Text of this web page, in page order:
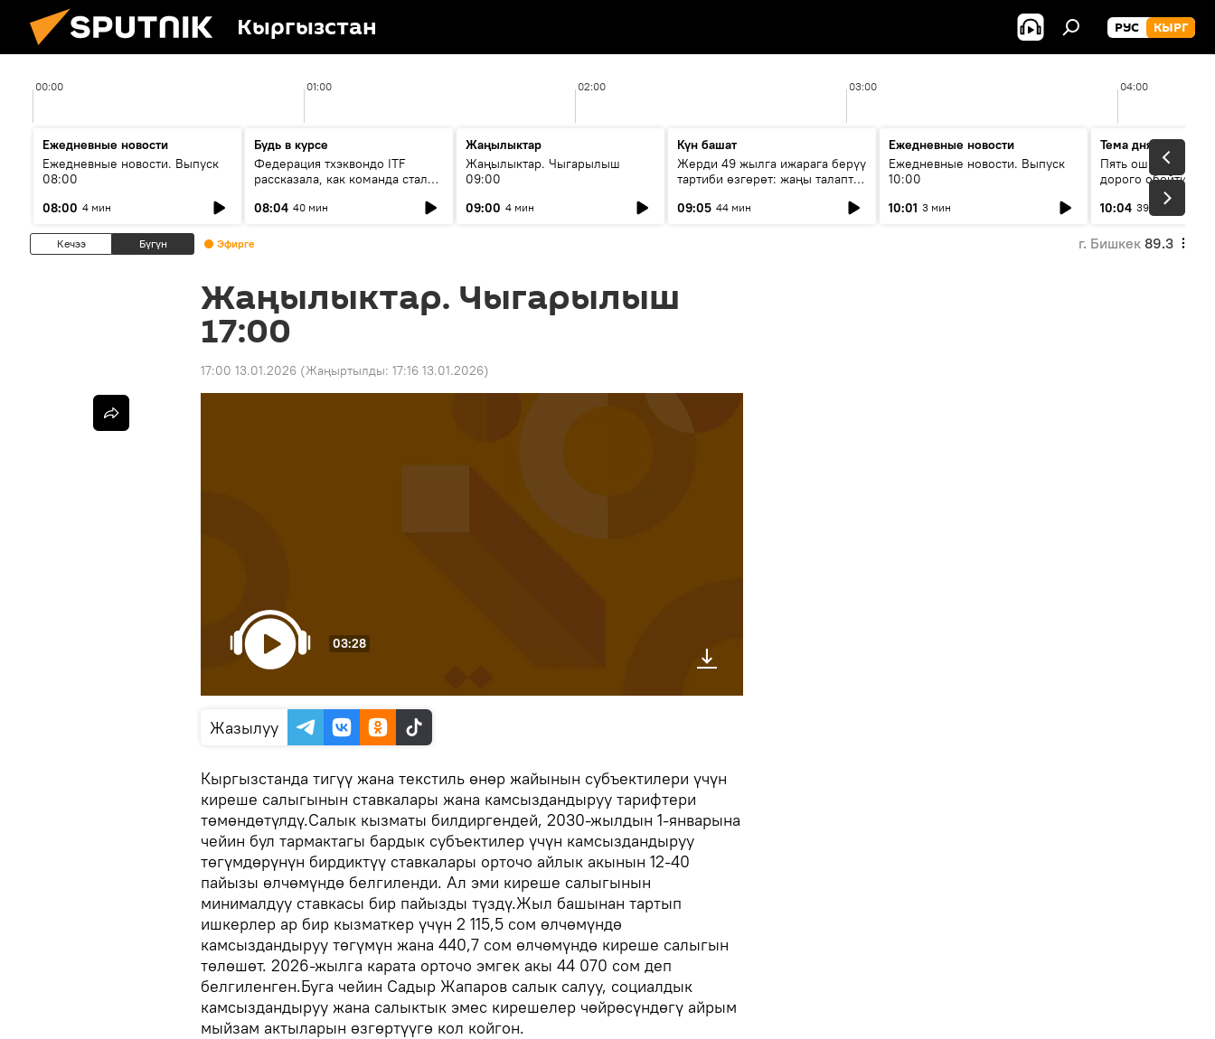
Кыргызстан РУС КЫРГ
00:00 01:00 02:00 03:00 04:00
Ежедневные новости
Ежедневные новости. Выпуск
08:00
08:00 4 мин
Будь в курсе
Федерация тхэквондо ITF
рассказала, как команда стала
08:04 40 мин
Жаңылыктар
Жаңылыктар. Чыгарылыш
09:00
09:00 4 мин
Күн башат
Жерди 49 жылга ижарага берүү
тартиби өзгөрөт: жаңы талаптар
09:05 44 мин
Ежедневные новости
Ежедневные новости. Выпуск
10:00
10:01 3 мин
Тема дня
Пять ошибок
дорого обойтись
10:04 39 мин
Кечээ Бүгүн Эфирге г. Бишкек 89.3
Жаңылыктар. Чыгарылыш
17:00
17:00 13.01.2026 (Жаңыртылды: 17:16 13.01.2026)
03:28
Жазылуу
Кыргызстанда тигүү жана текстиль өнөр жайынын субъектилери үчүн
киреше салыгынын ставкалары жана камсыздандыруу тарифтери
төмөндөтүлдү.Салык кызматы билдиргендей, 2030-жылдын 1-январына
чейин бул тармактагы бардык субъектилер үчүн камсыздандыруу
төгүмдөрүнүн бирдиктүү ставкалары орточо айлык акынын 12-40
пайызы өлчөмүндө белгиленди. Ал эми киреше салыгынын
минималдуу ставкасы бир пайызды түздү.Жыл башынан тартып
ишкерлер ар бир кызматкер үчүн 2 115,5 сом өлчөмүндө
камсыздандыруу төгүмүн жана 440,7 сом өлчөмүндө киреше салыгын
төлөшөт. 2026-жылга карата орточо эмгек акы 44 070 сом деп
белгиленген.Буга чейин Садыр Жапаров салык салуу, социалдык
камсыздандыруу жана салыктык эмес кирешелер чөйрөсүндөгү айрым
мыйзам актыларын өзгөртүүгө кол койгон.